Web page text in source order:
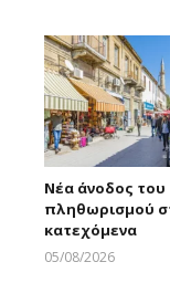
Νέα άνοδος του
πληθωρισμού
κατεχόμενα
05/08/2026